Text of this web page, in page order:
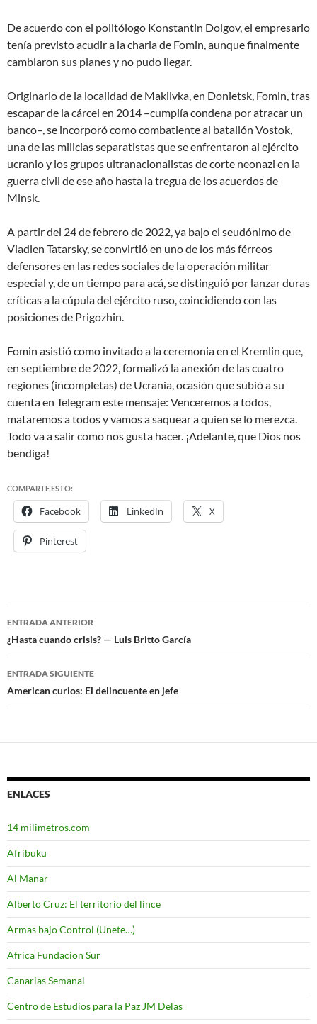
De acuerdo con el politólogo Konstantin Dolgov, el empresario
tenía previsto acudir a la charla de Fomin, aunque finalmente
cambiaron sus planes y no pudo llegar.
Originario de la localidad de Makiivka, en Donietsk, Fomin, tras
escapar de la cárcel en 2014 –cumplía condena por atracar un
banco–, se incorporó como combatiente al batallón Vostok,
una de las milicias separatistas que se enfrentaron al ejército
ucranio y los grupos ultranacionalistas de corte neonazi en la
guerra civil de ese año hasta la tregua de los acuerdos de
Minsk.
A partir del 24 de febrero de 2022, ya bajo el seudónimo de
Vladlen Tatarsky, se convirtió en uno de los más férreos
defensores en las redes sociales de laoperación militar
especial y, de un tiempo para acá, se distinguió por lanzar duras
críticas a la cúpula del ejército ruso, coincidiendo con las
posiciones de Prigozhin.
Fomin asistió como invitado a la ceremonia en el Kremlin que,
en septiembre de 2022, formalizó la anexión de las cuatro
regiones (incompletas) de Ucrania, ocasión que subió a su
cuenta en Telegram este mensaje: Venceremos a todos,
mataremos a todos y vamos a saquear a quien se lo merezca.
Todo va a salir como nos gusta hacer. ¡Adelante, que Dios nos
bendiga!
COMPARTE ESTO:
Facebook LinkedIn X
Pinterest
Navegación
de
entradas
ENTRADA ANTERIOR
¿Hasta cuando crisis? — Luis Britto García
ENTRADA SIGUIENTE
American curios: El delincuente en jefe
ENLACES
14 milimetros.com
Afribuku
Al Manar
Alberto Cruz: El territorio del lince
Armas bajo Control (Unete…)
Africa Fundacion Sur
Canarias Semanal
Centro de Estudios para la Paz JM Delas